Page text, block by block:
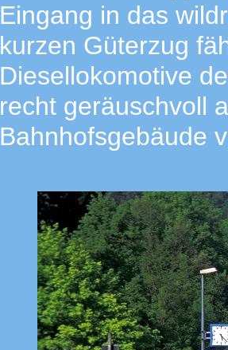
Eingang in das
kurzen Güterzug
Diesellokomotive
recht geräuschvoll
Bahnhofsgebäude